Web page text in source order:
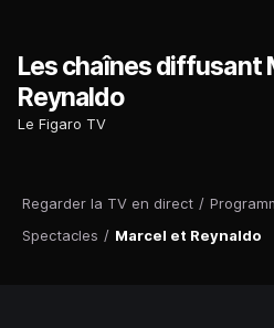
Regarder la TV en direct /
Spectacles / Marcel et Reynaldo
Les chaînes diffusant
Reynaldo
Le Figaro TV